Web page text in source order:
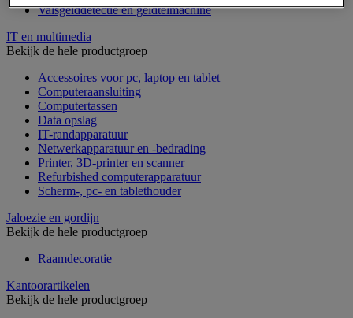
Valsgelddetectie en geldtelmachine
IT en multimedia
Bekijk de hele productgroep
Accessoires voor pc, laptop en tablet
Computeraansluiting
Computertassen
Data opslag
IT-randapparatuur
Netwerkapparatuur en -bedrading
Printer, 3D-printer en scanner
Refurbished computerapparatuur
Scherm-, pc- en tablethouder
Jaloezie en gordijn
Bekijk de hele productgroep
Raamdecoratie
Kantoorartikelen
Bekijk de hele productgroep